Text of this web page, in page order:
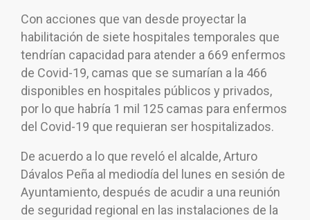
Con acciones que van desde proyectar la
habilitación de siete hospitales temporales que
tendrían capacidad para atender a 669 enfermos
de Covid-19, camas que se sumarían a la 466
disponibles en hospitales públicos y privados,
por lo que habría 1 mil 125 camas para enfermos
del Covid-19 que requieran ser hospitalizados.
De acuerdo a lo que reveló el alcalde, Arturo
Dávalos Peña al mediodía del lunes en sesión de
Ayuntamiento, después de acudir a una reunión
de seguridad regional en las instalaciones de la